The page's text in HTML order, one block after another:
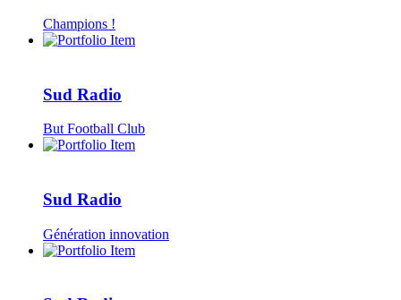
Champions !
Sud Radio
But Football Club
Sud Radio
Génération innovation